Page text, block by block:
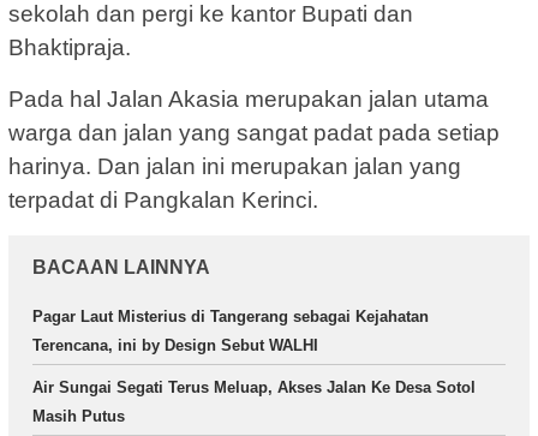
sekolah dan pergi ke kantor Bupati dan
Bhaktipraja.
Pada hal Jalan Akasia merupakan jalan utama
warga dan jalan yang sangat padat pada setiap
harinya. Dan jalan ini merupakan jalan yang
terpadat di Pangkalan Kerinci.
BACAAN LAINNYA
Pagar Laut Misterius di Tangerang sebagai Kejahatan
Terencana, ini by Design Sebut WALHI
Air Sungai Segati Terus Meluap, Akses Jalan Ke Desa Sotol
Masih Putus